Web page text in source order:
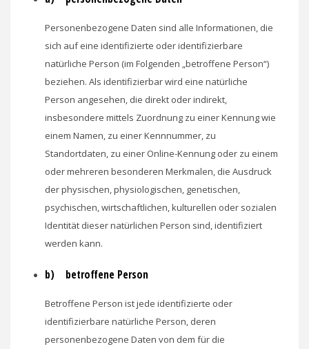
Personenbezogene Daten sind alle Informationen, die
sich auf eine identifizierte oder identifizierbare
natürliche Person (im Folgenden „betroffene Person“)
beziehen. Als identifizierbar wird eine natürliche
Person angesehen, die direkt oder indirekt,
insbesondere mittels Zuordnung zu einer Kennung wie
einem Namen, zu einer Kennnummer, zu
Standortdaten, zu einer Online-Kennung oder zu einem
oder mehreren besonderen Merkmalen, die Ausdruck
der physischen, physiologischen, genetischen,
psychischen, wirtschaftlichen, kulturellen oder sozialen
Identität dieser natürlichen Person sind, identifiziert
werden kann.
b) betroffene Person
Betroffene Person ist jede identifizierte oder
identifizierbare natürliche Person, deren
personenbezogene Daten von dem für die